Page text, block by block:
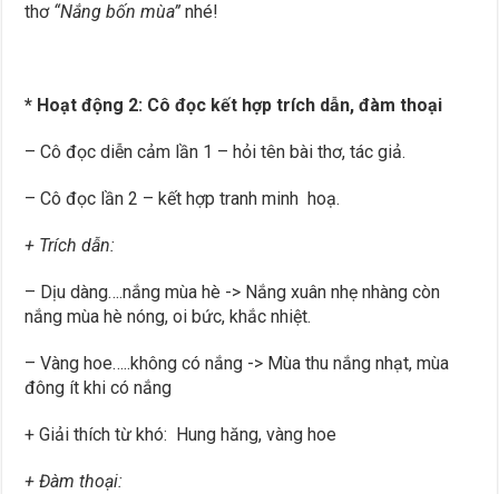
thơ “Nắng bốn mùa” nhé!
* Hoạt động 2: Cô đọc kết hợp trích dẫn, đàm thoại
– Cô đọc diễn cảm lần 1 – hỏi tên bài thơ, tác giả.
– Cô đọc lần 2 – kết hợp tranh minh hoạ.
+ Trích dẫn:
– Dịu dàng….nắng mùa hè -> Nắng xuân nhẹ nhàng còn
nắng mùa hè nóng, oi bức, khắc nhiệt.
– Vàng hoe…..không có nắng -> Mùa thu nắng nhạt, mùa
đông ít khi có nắng
+ Giải thích từ khó: Hung hăng, vàng hoe
+ Đàm thoại: